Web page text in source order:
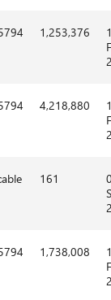
1,253,376
4,218,880
161
1,738,008